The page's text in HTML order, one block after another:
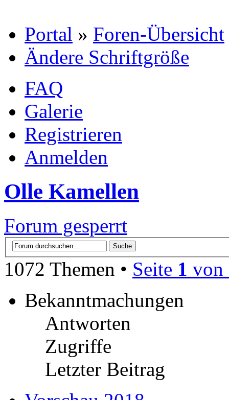
Portal » Foren-Übersicht
Ändere Schriftgröße
FAQ
Galerie
Registrieren
Anmelden
Olle Kamellen
Forum gesperrt
1072 Themen • Seite 1 von
Bekanntmachungen
Antworten
Zugriffe
Letzter Beitrag